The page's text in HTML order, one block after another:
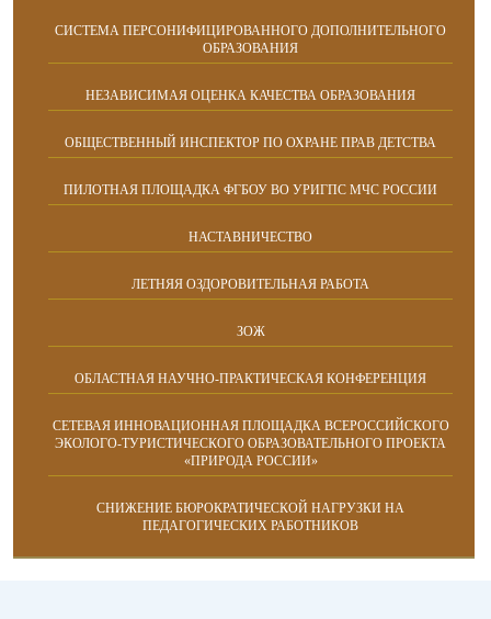
СИСТЕМА ПЕРСОНИФИЦИРОВАННОГО ДОПОЛНИТЕЛЬНОГО
ОБРАЗОВАНИЯ
НЕЗАВИСИМАЯ ОЦЕНКА КАЧЕСТВА ОБРАЗОВАНИЯ
ОБЩЕСТВЕННЫЙ ИНСПЕКТОР ПО ОХРАНЕ ПРАВ ДЕТСТВА
ПИЛОТНАЯ ПЛОЩАДКА ФГБОУ ВО УРИГПС МЧС РОССИИ
НАСТАВНИЧЕСТВО
ЛЕТНЯЯ ОЗДОРОВИТЕЛЬНАЯ РАБОТА
ЗОЖ
ОБЛАСТНАЯ НАУЧНО-ПРАКТИЧЕСКАЯ КОНФЕРЕНЦИЯ
СЕТЕВАЯ ИННОВАЦИОННАЯ ПЛОЩАДКА ВСЕРОССИЙСКОГО
ЭКОЛОГО-ТУРИСТИЧЕСКОГО ОБРАЗОВАТЕЛЬНОГО ПРОЕКТА
«ПРИРОДА РОССИИ»
СНИЖЕНИЕ БЮРОКРАТИЧЕСКОЙ НАГРУЗКИ НА
ПЕДАГОГИЧЕСКИХ РАБОТНИКОВ